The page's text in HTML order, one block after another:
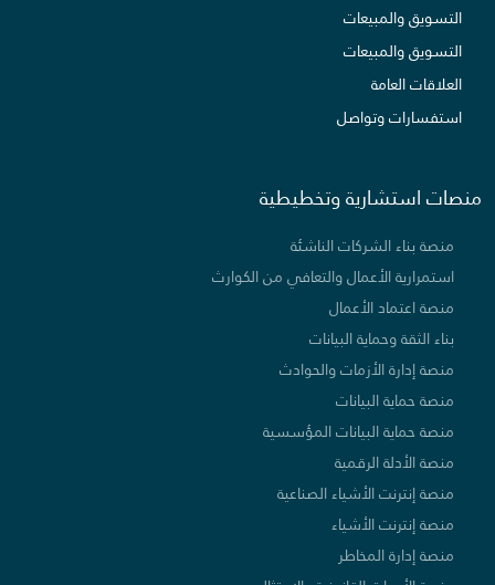
التسويق والمبيعات
التسويق والمبيعات
العلاقات العامة
استفسارات وتواصل
منصات استشارية وتخطيطية
منصة بناء الشركات الناشئة
استمرارية الأعمال والتعافي من الكوارث
منصة اعتماد الأعمال
بناء الثقة وحماية البيانات
منصة إدارة الأزمات والحوادث
منصة حماية البيانات
منصة حماية البيانات المؤسسية
منصة الأدلة الرقمية
منصة إنترنت الأشياء الصناعية
منصة إنترنت الأشياء
منصة إدارة المخاطر